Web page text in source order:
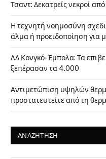
Τσαντ: Δεκατρείς νεκροί
Η τεχνητή νοημοσύνη
άλμα ή προειδοποίηση για
ΛΔ Κονγκό-Έμπολα: Τα
ξεπέρασαν τα 4.000
Αντιμετώπιση υψηλών
προστατευτείτε από τη
ΑΝΑΖΗΤΗΣΗ